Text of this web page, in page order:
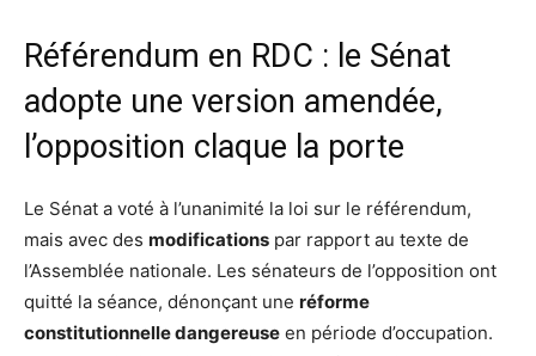
Référendum en RDC : le Sénat
adopte une version amendée,
l’opposition claque la porte
Le Sénat a voté à l’unanimité la loi sur le référendum,
mais avec des modifications par rapport au texte de
l’Assemblée nationale. Les sénateurs de l’opposition ont
quitté la séance, dénonçant une réforme
constitutionnelle dangereuse en période d’occupation.